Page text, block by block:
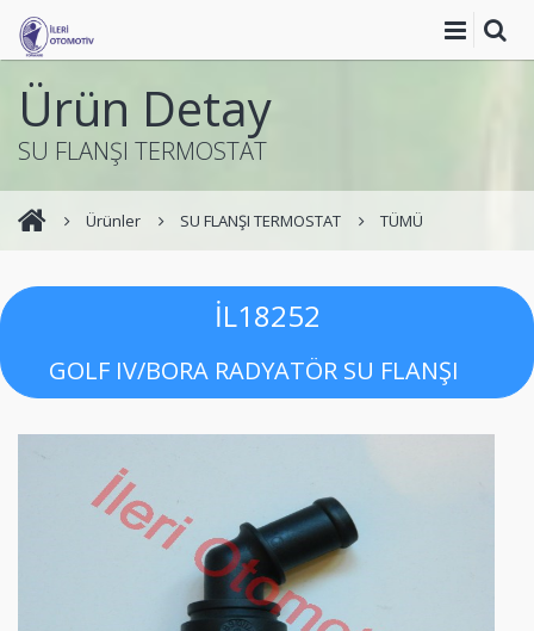
Ürün Detay
SU FLANŞI TERMOSTAT
Ürünler SU FLANŞI TERMOSTAT TÜMÜ
İL18252
GOLF IV/BORA RADYATÖR SU FLANŞI